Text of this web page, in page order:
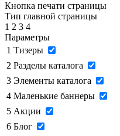
Кнопка печати страницы
Тип главной страницы
1 2 3 4
Параметры
1 Тизеры
2 Разделы каталога
3 Элементы каталога
4 Маленькие баннеры
5 Акции
6 Блог